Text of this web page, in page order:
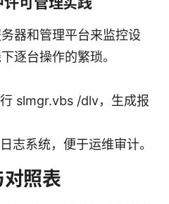
器和管理平台来监控设
逐台操作的繁琐。
slmgr.vbs /dlv，生成报
志系统，便于运维审计。
照表